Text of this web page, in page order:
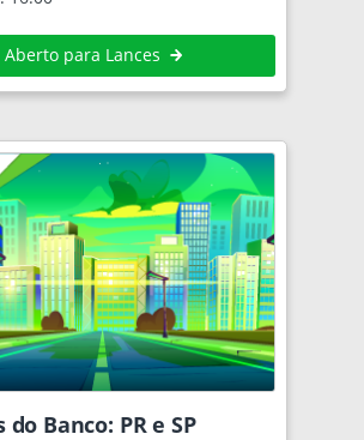
Aberto para Lances
Banco: PR e SP